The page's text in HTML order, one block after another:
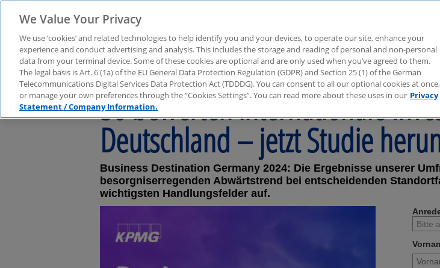
So bewerten internationale
Deutschland – jetzt Studie
Business Destination Germany 2024: Die Ergebnisse unserer
besorgniserregenden Abwärtstrend bei entscheidenden
wichtigsten Handlungsfelder auf.
We Value Your Privacy
We use ‘cookies’ and related technologies to help identify you and your devices, to operate our site, enhance your
experience and conduct advertising and analysis. This includes the storage and reading of personal and non-personal
data from your terminal device. Some of these cookies are optional and are only used when you’ve agreed to them.
The legal basis is Art. 6 (1a) of the EU General Data Protection Regulation (GDPR) and Section 25 (1) of the German
Telecommunications Digital Services Data Protection Act (TDDDG). You can consent to all our optional cookies at once,
or manage your own preferences through the “Cookies Settings”. You can read more about these uses in our Privacy
Statement / Company Information.